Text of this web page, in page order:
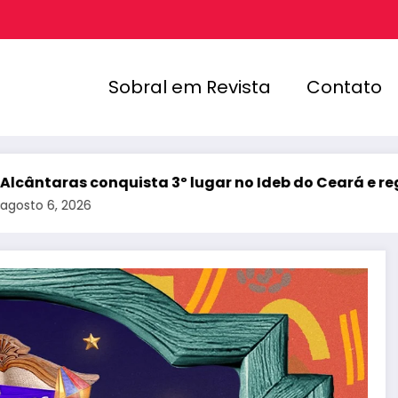
Sobral em Revista Contato
3º lugar no Ideb do Ceará e registra melhor